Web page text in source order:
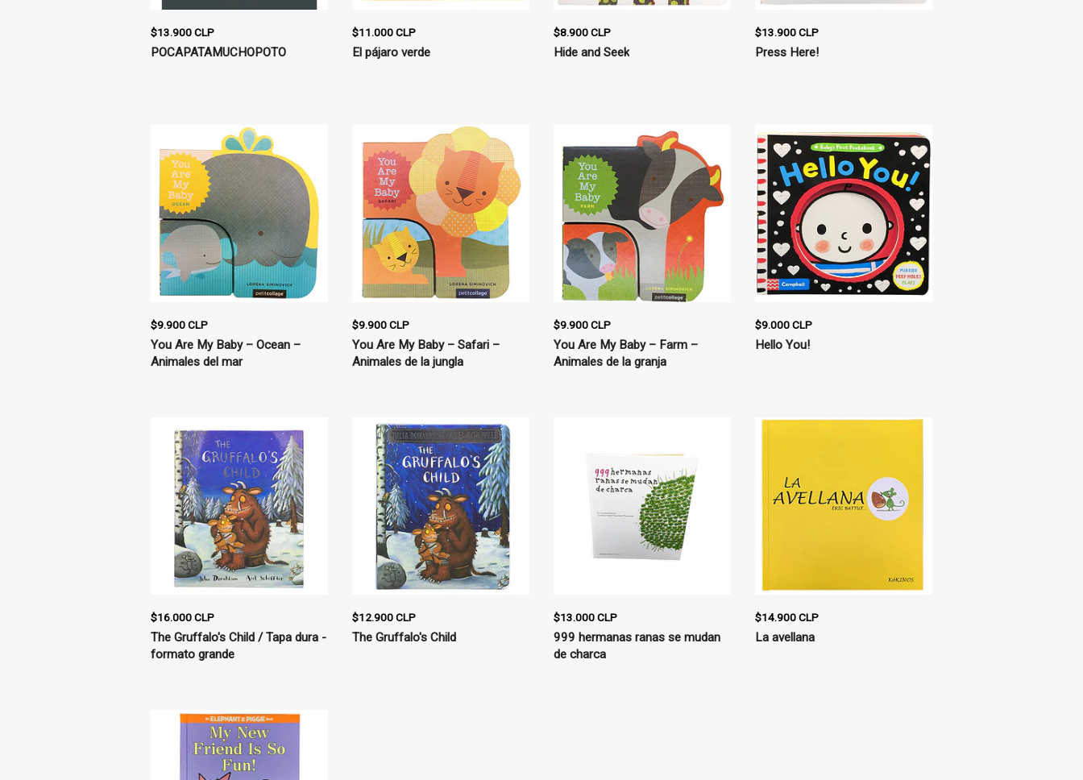
$13.900 CLP
POCAPATAMUCHOPOTO
$11.000 CLP
El pájaro verde
$8.900 CLP
Hide and Seek
$13.900 CLP
Press Here!
$9.900 CLP
You Are My Baby – Ocean –
Animales del mar
$9.900 CLP
You Are My Baby – Safari –
Animales de la jungla
$9.900 CLP
You Are My Baby – Farm –
Animales de la granja
$9.000 CLP
Hello You!
$16.000 CLP
The Gruffalo's Child / Tapa dura -
formato grande
$12.900 CLP
The Gruffalo's Child
$13.000 CLP
999 hermanas ranas se mudan
de charca
$14.900 CLP
La avellana